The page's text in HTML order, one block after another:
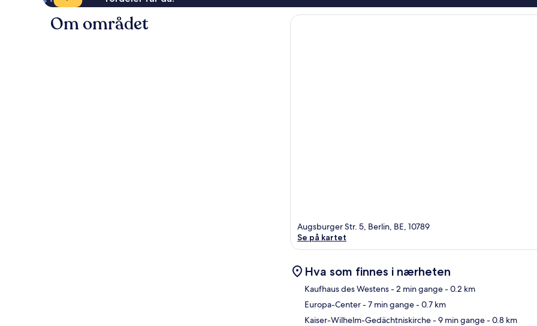
Om området
Augsburger Str. 5, Berlin, BE, 10789
Se på kartet
Hva som finnes i nærheten
Kaufhaus des Westens- 2 min gange- 0.2 km
Europa-Center- 7 min gange- 0.7 km
Kaiser-Wilhelm-Gedächtniskirche- 9 min gange- 0.8 km